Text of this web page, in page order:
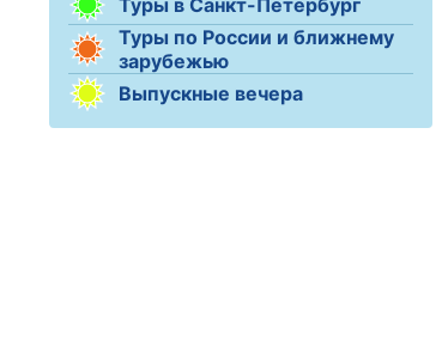
Туры в Санкт-Петербург
Туры по России и ближнему
зарубежью
Выпускные вечера